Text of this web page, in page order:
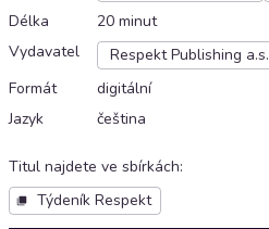
Délka
20 minut
Vydavatel
Respekt Publishing a.s.
Formát
digitální
Jazyk
čeština
Titul najdete ve sbírkách:
Týdeník Respekt